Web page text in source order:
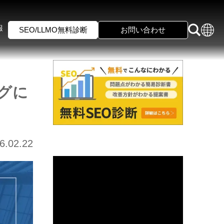
SEO/LLMO無料診断 お問い合わせ
に